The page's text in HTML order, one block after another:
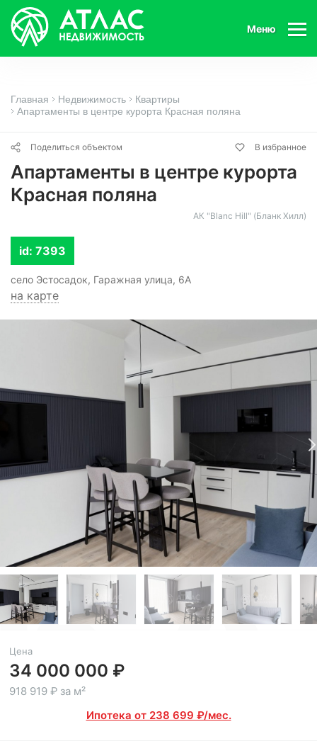
Меню
Главная Недвижимость
Квартиры
Апартаменты в центре курорта Красная поляна
Поделиться объектом В избранное
Апартаменты в центре курорта
Красная поляна
АК "Blanc Hill" (Бланк Хилл)
id: 7393
село Эстосадок, Гаражная улица, 6А
на карте
Цена
34 000 000 ₽
918 919 ₽ за м²
Ипотека от 238 699 ₽/мес.